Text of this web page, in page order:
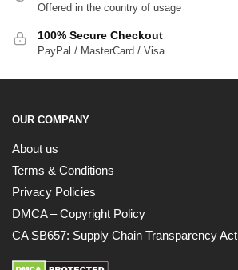
Offered in the country of usage
100% Secure Checkout
PayPal / MasterCard / Visa
OUR COMPANY
About us
Terms & Conditions
Privacy Policies
DMCA – Copyright Policy
CA SB657: Supply Chain Transparency Act